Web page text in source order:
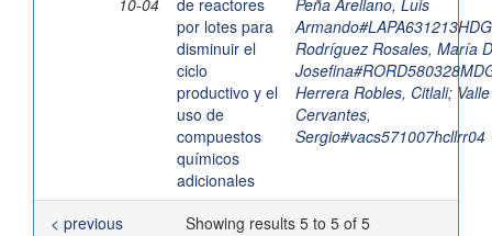
10-04
de reactores
por lotes para
disminuir el
ciclo
productivo y el
uso de
compuestos
químicos
adicionales
Peña Arellano, Luis
Rodríguez Rosales, María
Herrera Robles, Citlali; Valle
Cervantes,
Sergio#vacs571007hcllrr04
Showing results 5 to 5 of 5
< previous